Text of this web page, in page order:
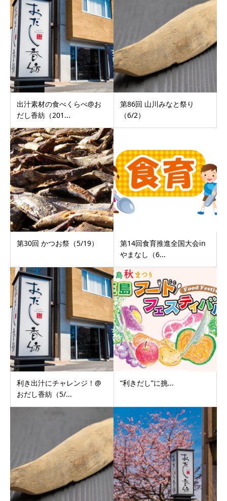
出汁素材の食べくらべ@お
だし香紡（201...
第86回 山川みなと祭り
（6/2）
第30回 かつお祭（5/19）
第14回食育推進全国大会in
やまなし（6...
利き出汁にチャレンジ！@
おだし香紡（5/...
“利きだし”に挑...